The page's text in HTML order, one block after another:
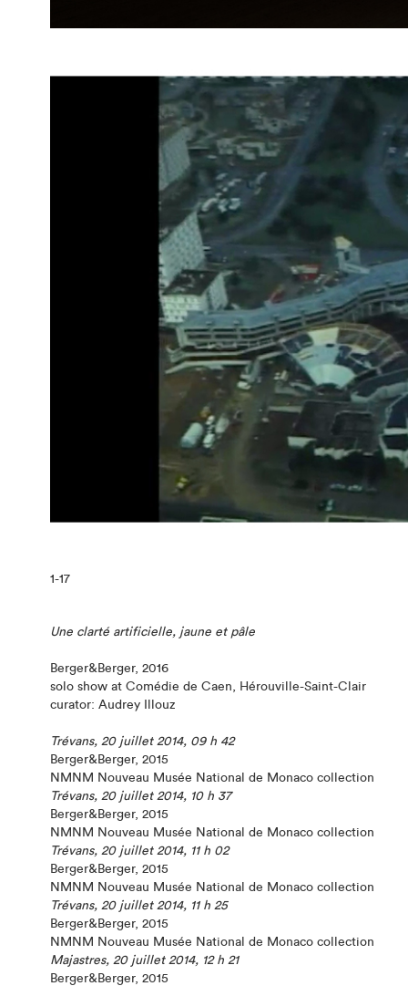
1-17
Une clarté artificielle, jaune et pâle
Berger&Berger, 2016
solo show at Comédie de Caen, Hérouville-Saint-Clair
curator: Audrey Illouz
Trévans, 20 juillet 2014, 09 h 42
Berger&Berger, 2015
NMNM Nouveau Musée National de Monaco collection
Trévans, 20 juillet 2014, 10 h 37
Berger&Berger, 2015
NMNM Nouveau Musée National de Monaco collection
Trévans, 20 juillet 2014, 11 h 02
Berger&Berger, 2015
NMNM Nouveau Musée National de Monaco collection
Trévans, 20 juillet 2014, 11 h 25
Berger&Berger, 2015
NMNM Nouveau Musée National de Monaco collection
Majastres, 20 juillet 2014, 12 h 21
Berger&Berger, 2015